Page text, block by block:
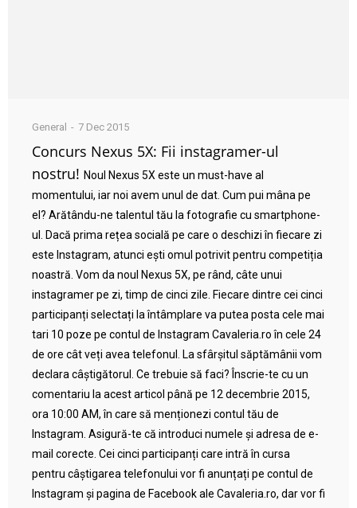
General 7 Dec 2015
Concurs Nexus 5X: Fii instagramer-ul
nostru! Noul Nexus 5X este un must-have al
momentului, iar noi avem unul de dat. Cum pui mâna pe
el? Arătându-ne talentul tău la fotografie cu smartphone-
ul. Dacă prima rețea socială pe care o deschizi în fiecare zi
este Instagram, atunci ești omul potrivit pentru competiția
noastră. Vom da noul Nexus 5X, pe rând, câte unui
instagramer pe zi, timp de cinci zile. Fiecare dintre cei cinci
participanți selectați la întâmplare va putea posta cele mai
tari 10 poze pe contul de Instagram Cavaleria.ro în cele 24
de ore cât veți avea telefonul. La sfârșitul săptămânii vom
declara câștigătorul. Ce trebuie să faci? Înscrie-te cu un
comentariu la acest articol până pe 12 decembrie 2015,
ora 10:00 AM, în care să menționezi contul tău de
Instagram. Asigură-te că introduci numele și adresa de e-
mail corecte. Cei cinci participanți care intră în cursa
pentru câștigarea telefonului vor fi anunțați pe contul de
Instagram și pagina de Facebook ale Cavaleria.ro, dar vor fi